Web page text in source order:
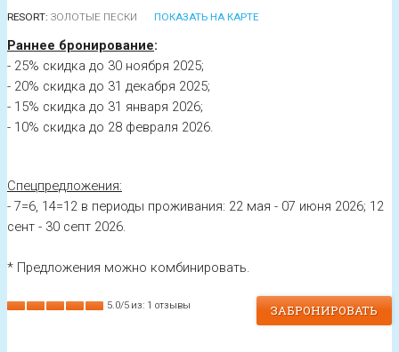
RESORT: ЗОЛОТЫЕ ПЕСКИ ПОКАЗАТЬ НА КАРТЕ
Раннее бронирование:
- 25% скидка до 30 ноября 2025;
- 20% скидка до 31 декабря 2025;
- 15% скидка до 31 января 2026;
- 10% скидка до 28 февраля 2026.
Спецпредложения:
- 7=6, 14=12 в периоды проживания: 22 мая - 07 июня 2026; 12
сент - 30 септ 2026.
* Предложения можно комбинировать.
ЗАБРОНИРОВАТЬ
5.0/5 из: 1 отзывы